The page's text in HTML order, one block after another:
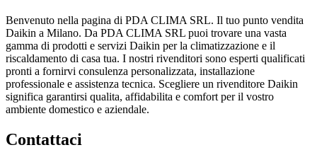
Benvenuto nella pagina di PDA CLIMA SRL. Il tuo punto vendita
Daikin a Milano. Da PDA CLIMA SRL puoi trovare una vasta
gamma di prodotti e servizi Daikin per la climatizzazione e il
riscaldamento di casa tua. I nostri rivenditori sono esperti qualificati
pronti a fornirvi consulenza personalizzata, installazione
professionale e assistenza tecnica. Scegliere un rivenditore Daikin
significa garantirsi qualita, affidabilita e comfort per il vostro
ambiente domestico e aziendale.
Contattaci